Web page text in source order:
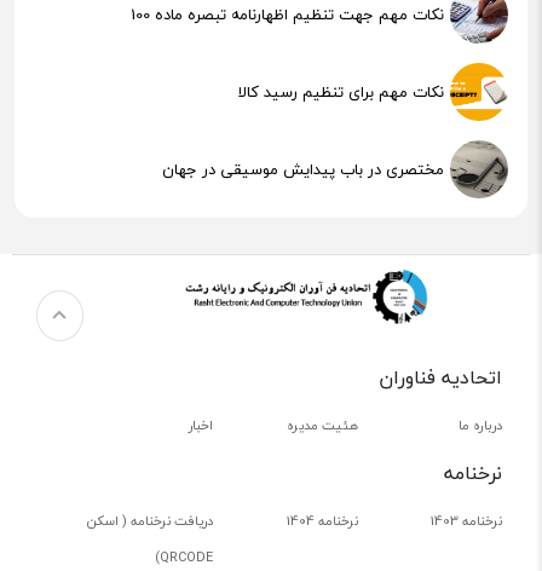
نکات مهم جهت تنظیم اظهارنامه تبصره ماده 100
نکات مهم برای تنظیم رسید کالا
مختصری در باب پیدایش موسیقی در جهان
اتحادیه فناوران
درباره ما هئیت مدیره اخبار
نرخنامه
نرخنامه 1403 نرخنامه 1404
دریافت نرخنامه ( اسکن
QRCODE)